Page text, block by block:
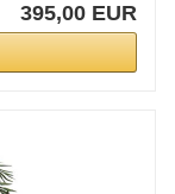
395,00 EUR